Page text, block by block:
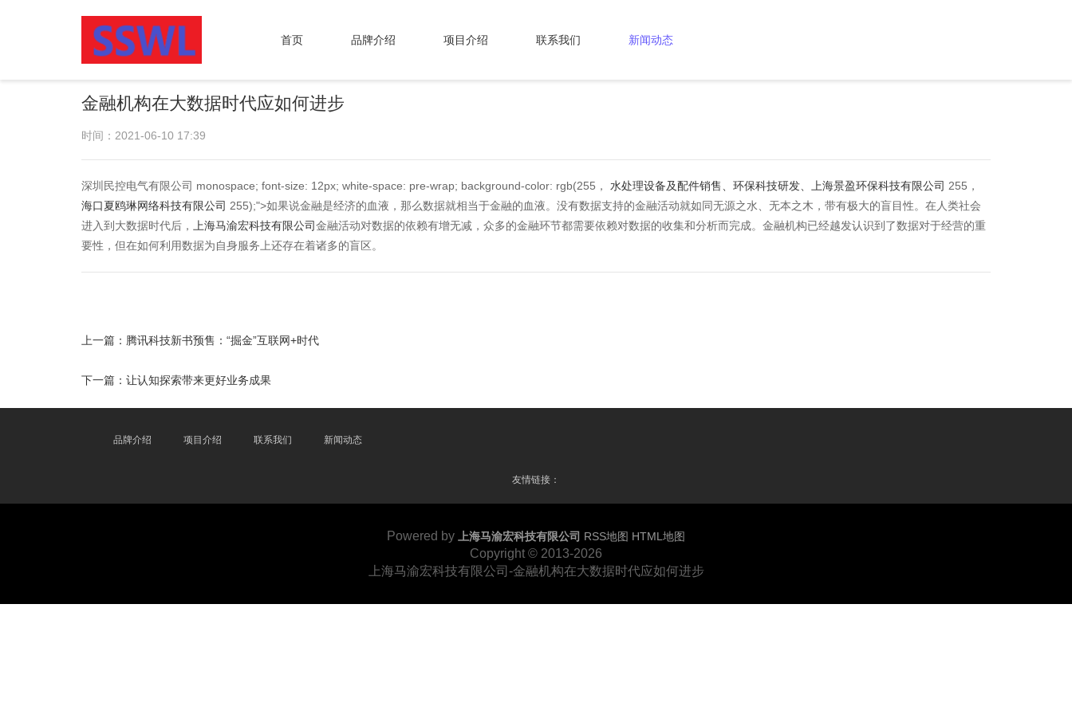
首页 品牌介绍 项目介绍 联系我们 新闻动态
金融机构在大数据时代应如何进步
时间：2021-06-10 17:39
深圳民控电气有限公司 monospace; font-size: 12px; white-space: pre-wrap; background-color: rgb(255， 水处理设备及配件销售、环保科技研发、上海景盈环保科技有限公司 255，
海口夏鸥琳网络科技有限公司 255);">如果说金融是经济的血液，那么数据就相当于金融的血液。没有数据支持的金融活动就如同无源之水、无本之木，带有极大的盲目性。在人类社会
进入到大数据时代后，
上海马渝宏科技有限公司金融活动对数据的依赖有增无减，众多的金融环节都需要依赖对数据的收集和分析而完成。金融机构已经越发认识到了数据对于经营的重
要性，但在如何利用数据为自身服务上还存在着诸多的盲区。
上一篇： 腾讯科技新书预售：“掘金”互联网+时代
下一篇： 让认知探索带来更好业务成果
品牌介绍 项目介绍 联系我们 新闻动态
友情链接：
Powered by 上海马渝宏科技有限公司 RSS地图 HTML地图
Copyright © 2013-2026
上海马渝宏科技有限公司-金融机构在大数据时代应如何进步